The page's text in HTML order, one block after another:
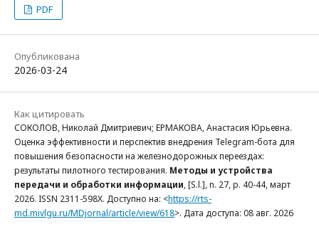
PDF
Опубликована
2026-03-24
Как цитировать
СОКОЛОВ, Николай Дмитриевич; ЕРМАКОВА, Анастасия Юрьевна.
Оценка эффективности и перспектив внедрения Telegram-бота для
повышения безопасности на железнодорожных переездах:
результаты пилотного тестирования. Методы и устройства
передачи и обработки информации, [S.l.], n. 27, p. 40-44, март
2026. ISSN 2311-598X. Доступно на: <https://rts-
md.mivlgu.ru/MDjornal/article/view/618>. Дата доступа: 08 авг. 2026